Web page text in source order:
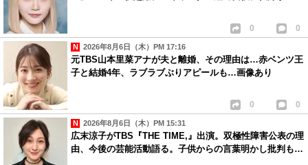
0 0
2026年8月6日（木）PM 17:16
元TBS山本里菜アナが夫と離婚、その理由は…赤ベンツ王
子と結婚4年、ラブラブぶりアピールも…画像あり
0 0
2026年8月6日（木）PM 15:31
広末涼子がTBS『THE TIME,』出演。双極性障害公表の理
由、今後の芸能活動語る。子供からの言葉明かし批判も…